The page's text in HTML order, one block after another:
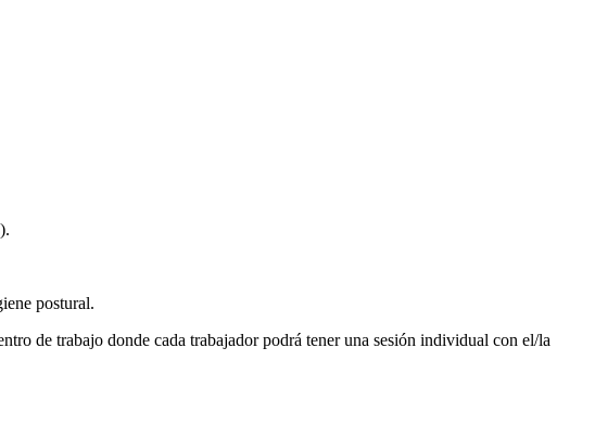
postural.
de trabajo donde cada trabajador podrá tener una sesión individual con el/la